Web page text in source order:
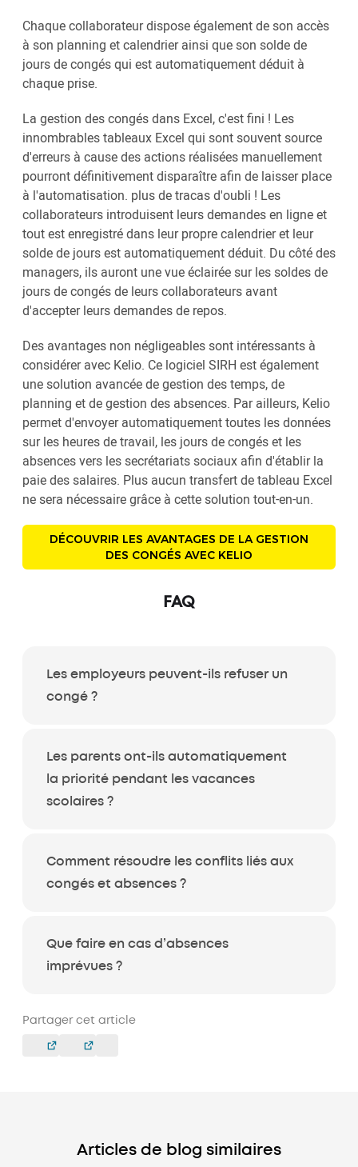
Chaque collaborateur dispose également de son accès
à son planning et calendrier ainsi que son solde de
jours de congés qui est automatiquement déduit à
chaque prise.
La gestion des congés dans Excel, c'est fini ! Les
innombrables tableaux Excel qui sont souvent source
d'erreurs à cause des actions réalisées manuellement
pourront définitivement disparaître afin de laisser place
à l'automatisation. plus de tracas d'oubli ! Les
collaborateurs introduisent leurs demandes en ligne et
tout est enregistré dans leur propre calendrier et leur
solde de jours est automatiquement déduit. Du côté des
managers, ils auront une vue éclairée sur les soldes de
jours de congés de leurs collaborateurs avant
d'accepter leurs demandes de repos.
Des avantages non négligeables sont intéressants à
considérer avec Kelio. Ce logiciel SIRH est également
une solution avancée de gestion des temps, de
planning et de gestion des absences. Par ailleurs, Kelio
permet d'envoyer automatiquement toutes les données
sur les heures de travail, les jours de congés et les
absences vers les secrétariats sociaux afin d'établir la
paie des salaires. Plus aucun transfert de tableau Excel
ne sera nécessaire grâce à cette solution tout-en-un.
DÉCOUVRIR LES AVANTAGES DE LA GESTION
DES CONGÉS AVEC KELIO
FAQ
Les employeurs peuvent-ils refuser un
congé ?
Les parents ont-ils automatiquement
la priorité pendant les vacances
scolaires ?
Comment résoudre les conflits liés aux
congés et absences ?
Que faire en cas d’absences
imprévues ?
Partager cet article
Articles de blog similaires